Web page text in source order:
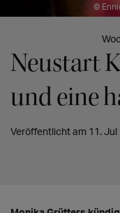
©
Neustart
und eine
Veröffentlicht am 11. Jul